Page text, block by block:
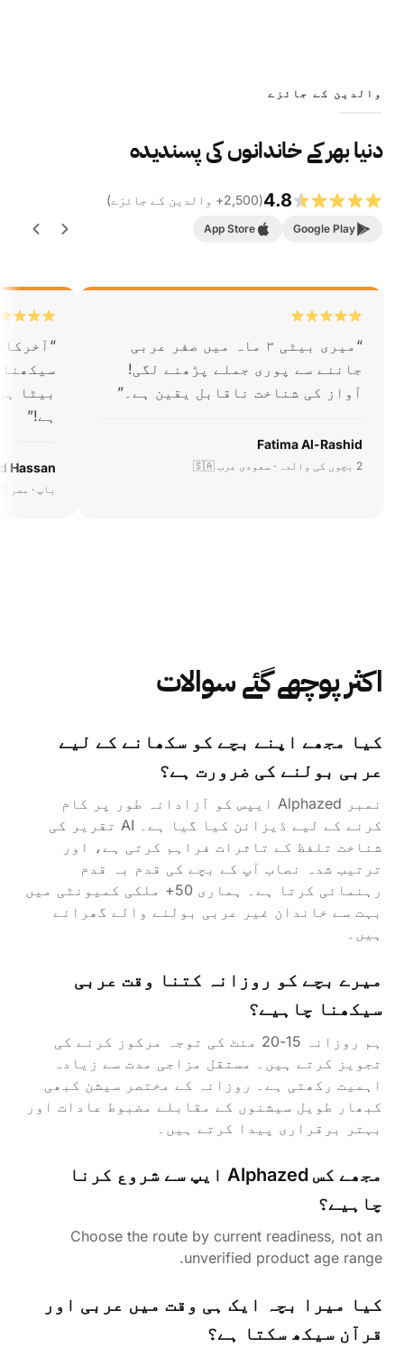
والدین کے جائزے
دنیا بھر کے خاندانوں کی پسندیدہ
4.8
(
2,500
+ والدین کے جائزے)
Google Play
App Store
“
میری بیٹی ۳ ماہ میں صفر عربی
جاننے سے پوری جملے پڑھنے لگی!
آواز کی شناخت ناقابل یقین ہے۔”
Fatima Al-Rashid
2 بچوں کی والدہ · سعودی عرب 🇸🇦
“
ہے!”
Hassan
باپ · مصر 🇪🇬
اکثر پوچھے گئے سوالات
کیا مجھے اپنے بچے کو سکھانے کے لیے
عربی بولنے کی ضرورت ہے؟
نمبر Alphazed ایپس کو آزادانہ طور پر کام
کرنے کے لیے ڈیزائن کیا گیا ہے۔ AI تقریر کی
شناخت تلفظ کے تاثرات فراہم کرتی ہے، اور
ترتیب شدہ نصاب آپ کے بچے کی قدم بہ قدم
رہنمائی کرتا ہے۔ ہماری 50+ ملکی کمیونٹی میں
بہت سے خاندان غیر عربی بولنے والے گھرانے
ہیں۔
میرے بچے کو روزانہ کتنا وقت عربی
سیکھنا چاہیے؟
ہم روزانہ 15-20 منٹ کی توجہ مرکوز کرنے کی
تجویز کرتے ہیں۔ مستقل مزاجی مدت سے زیادہ
اہمیت رکھتی ہے۔ روزانہ کے مختصر سیشن کبھی
کبھار طویل سیشنوں کے مقابلے مضبوط عادات اور
بہتر برقراری پیدا کرتے ہیں۔
مجھے کس Alphazed ایپ سے شروع کرنا
چاہیے؟
Choose the route by current readiness, not an
unverified product age range.
کیا میرا بچہ ایک ہی وقت میں عربی اور
قرآن سیکھ سکتا ہے؟